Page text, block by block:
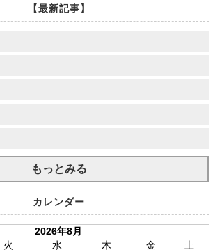
【最新記事】
もっとみる
カレンダー
2026年8月
火 水 木 金
土